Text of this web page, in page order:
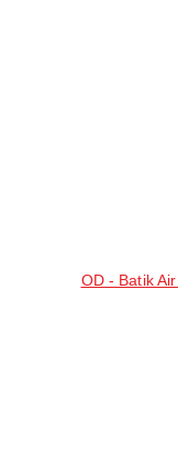
OD - Batik